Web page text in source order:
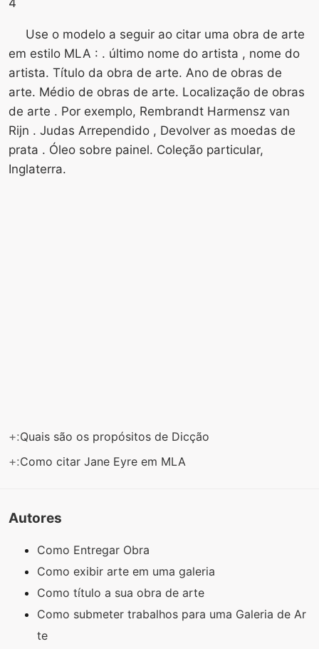
Use o modelo a seguir ao citar uma obra de arte
em estilo MLA : . último nome do artista , nome do
artista. Título da obra de arte. Ano de obras de
arte. Médio de obras de arte. Localização de obras
de arte . Por exemplo, Rembrandt Harmensz van
Rijn . Judas Arrependido , Devolver as moedas de
prata . Óleo sobre painel. Coleção particular,
Inglaterra.
+:Quais são os propósitos de Dicção
+:Como citar Jane Eyre em MLA
Autores
Como Entregar Obra
Como exibir arte em uma galeria
Como título a sua obra de arte
Como submeter trabalhos para uma Galeria de Ar
te